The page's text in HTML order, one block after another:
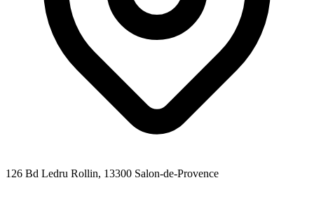
126 Bd Ledru Rollin, 13300 Salon-de-Provence